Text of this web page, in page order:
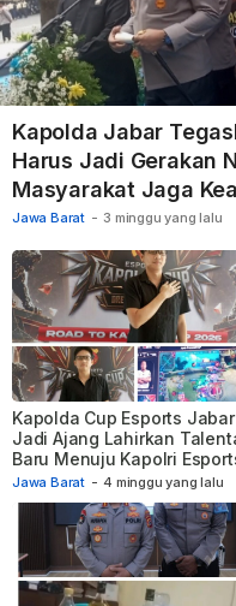
Jawa Barat - 3 minggu yang lalu
Kapolda Jabar
Harus Jadi Gerakan
Masyarakat Jaga
Jawa Barat - 4 minggu yang lalu
Kapolda Cup Esports Jabar
Jadi Ajang Lahirkan
Baru Menuju Kapolri
Cup 2026